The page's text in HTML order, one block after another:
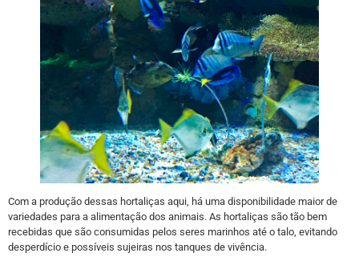
Com a produção dessas hortaliças aqui, há uma disponibilidade maior de
variedades para a alimentação dos animais. As hortaliças são tão bem
recebidas que são consumidas pelos seres marinhos até o talo, evitando
desperdício e possíveis sujeiras nos tanques de vivência.